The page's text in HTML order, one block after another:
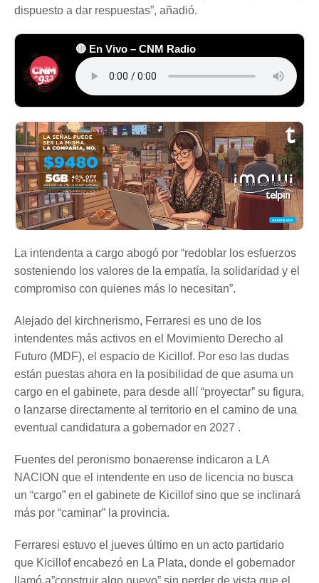
dispuesto a dar respuestas”, añadió.
🔴 En Vivo – CNM Radio
La intendenta a cargo abogó por “redoblar los esfuerzos
sosteniendo los valores de la empatía, la solidaridad y el
compromiso con quienes más lo necesitan”.
Alejado del kirchnerismo, Ferraresi es uno de los
intendentes más activos en el Movimiento Derecho al
Futuro (MDF), el espacio de Kicillof. Por eso las dudas
están puestas ahora en la posibilidad de que asuma un
cargo en el gabinete, para desde allí “proyectar” su figura,
o lanzarse directamente al territorio en el camino de una
eventual candidatura a gobernador en 2027 .
Fuentes del peronismo bonaerense indicaron a LA
NACION que el intendente en uso de licencia no busca
un “cargo” en el gabinete de Kicillof sino que se inclinará
más por “caminar” la provincia.
Ferraresi estuvo el jueves último en un acto partidario
que Kicillof encabezó en La Plata, donde el gobernador
llamó a”construir algo nuevo” sin perder de vista que el